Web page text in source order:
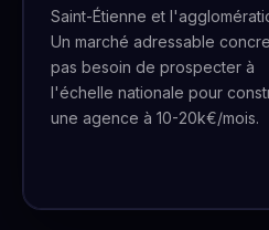
Saint-Étienne et
Un marché adressable
pas besoin de prospecter à
l'échelle nationale pour
une agence à 10-20k€/mois.